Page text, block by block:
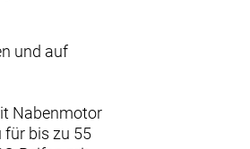
und auf
Nabenmotor
für bis zu 55